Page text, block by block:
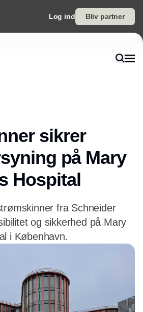
Log ind Bliv partner
sikrer
på Mary
Hospital
fra Schneider
og sikkerhed på Mary
i København.